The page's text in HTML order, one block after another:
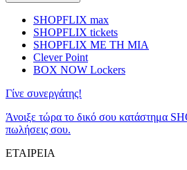
SHOPFLIX max
SHOPFLIX tickets
SHOPFLIX ΜΕ ΤΗ ΜΙΑ
Clever Point
BOX NOW Lockers
Γίνε συνεργάτης!
Άνοιξε τώρα το δικό σου κατάστημα
πωλήσεις σου.
ΕΤΑΙΡΕΙΑ